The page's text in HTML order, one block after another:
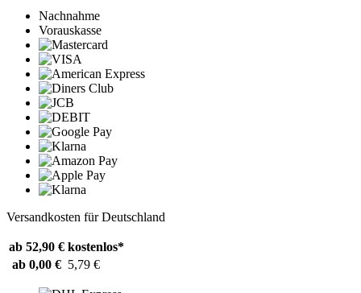
Nachnahme
Vorauskasse
Versandkosten für Deutschland
ab 52,90 € kostenlos*
ab 0,00 € 5,79 €